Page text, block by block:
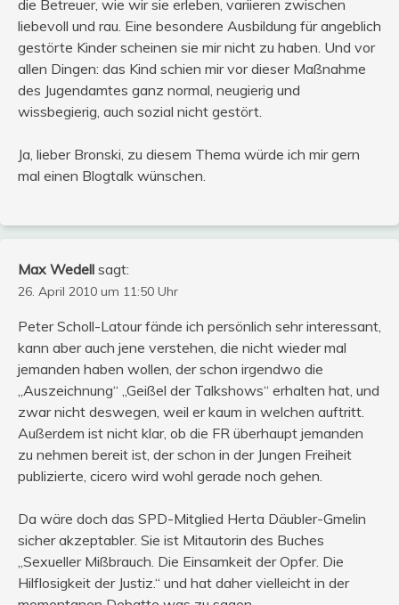
die Betreuer, wie wir sie erleben, variieren zwischen
liebevoll und rau. Eine besondere Ausbildung für angeblich
gestörte Kinder scheinen sie mir nicht zu haben. Und vor
allen Dingen: das Kind schien mir vor dieser Maßnahme
des Jugendamtes ganz normal, neugierig und
wissbegierig, auch sozial nicht gestört.
Ja, lieber Bronski, zu diesem Thema würde ich mir gern
mal einen Blogtalk wünschen.
Max Wedell sagt:
26. April 2010 um 11:50 Uhr
Peter Scholl-Latour fände ich persönlich sehr interessant,
kann aber auch jene verstehen, die nicht wieder mal
jemanden haben wollen, der schon irgendwo die
„Auszeichnung“ „Geißel der Talkshows“ erhalten hat, und
zwar nicht deswegen, weil er kaum in welchen auftritt.
Außerdem ist nicht klar, ob die FR überhaupt jemanden
zu nehmen bereit ist, der schon in der Jungen Freiheit
publizierte, cicero wird wohl gerade noch gehen.
Da wäre doch das SPD-Mitglied Herta Däubler-Gmelin
sicher akzeptabler. Sie ist Mitautorin des Buches
„Sexueller Mißbrauch. Die Einsamkeit der Opfer. Die
Hilflosigkeit der Justiz.“ und hat daher vielleicht in der